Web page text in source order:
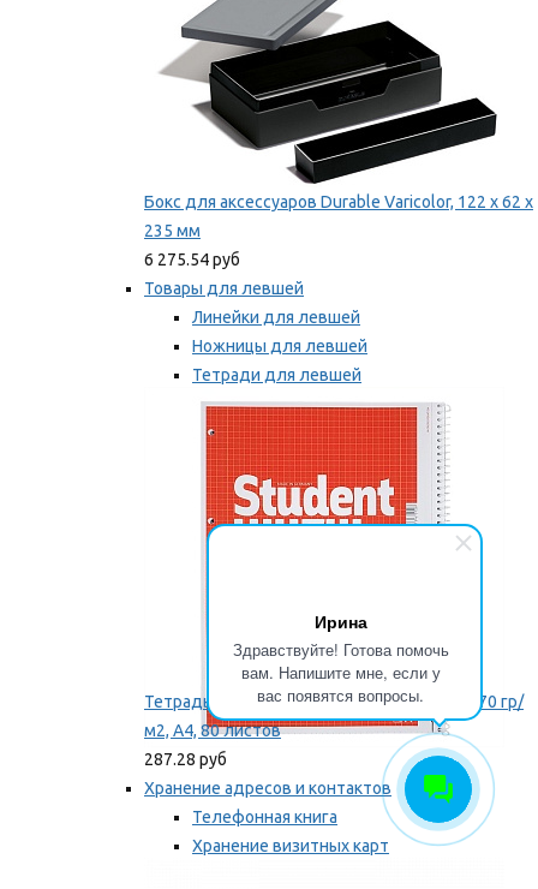
Ирина
Здравствуйте! Готова помочь
вам. Напишите мне, если у
вас появятся вопросы.
Бокс для аксессуаров Durable Varicolor, 122 x 62 x
235 мм
6 275.54 руб
Товары для левшей
Линейки для левшей
Ножницы для левшей
Тетради для левшей
Точилки для левшей
Мы рекомендуем
Тетрадь для левши Brunnen, на пружине, 70 гр/
м2, А4, 80 листов
287.28 руб
Хранение адресов и контактов
Телефонная книга
Хранение визитных карт